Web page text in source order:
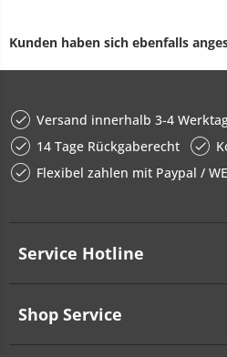
Kunden haben sich ebenfalls
Versand innerhalb 3-4
14 Tage Rückgaberecht
Flexibel zahlen mit Paypal /
Service Hotline
Shop Service